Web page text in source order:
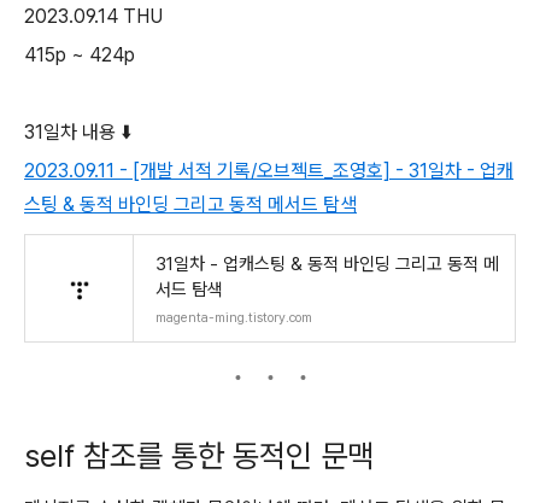
2023.09.14 THU
415p ~ 424p
31일차 내용 ⬇️
2023.09.11 - [개발 서적 기록/오브젝트_조영호] - 31일차 - 업캐
스팅 & 동적 바인딩 그리고 동적 메서드 탐색
31일차 - 업캐스팅 & 동적 바인딩 그리고 동적 메
서드 탐색
magenta-ming.tistory.com
self 참조를 통한 동적인 문맥